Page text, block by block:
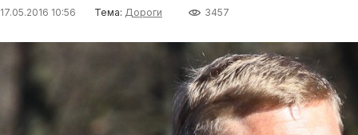
17.05.2016 10:56 Тема: Дороги 3457